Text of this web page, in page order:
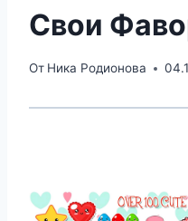
Свои
От Ника Родионова